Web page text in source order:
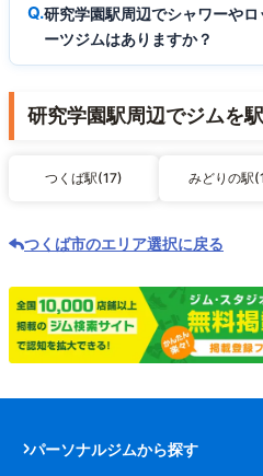
研究学園駅周辺でシャワーや
ーツジムはありますか？
研究学園駅周辺でジムを
つくば駅(17) みどりの駅
つくば市のエリア選択に戻る
パーソナルジムから探す